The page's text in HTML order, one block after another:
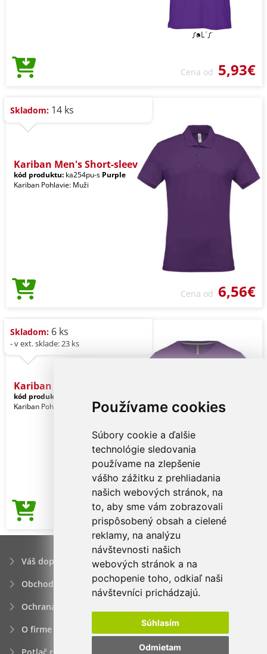
Používame cookies
Súbory cookie a ďalšie
technológie sledovania
používame na zlepšenie
vášho zážitku z prehliadania
našich webových stránok, na
to, aby sme vám zobrazovali
prispôsobený obsah a cielené
reklamy, na analýzu
návštevnosti našich
webových stránok a na
pochopenie toho, odkiaľ naši
návštevníci prichádzajú.
Súhlasím
Odmietam
Cena od 5,93€
Skladom: 14 ks
Kariban Men's Short-sleev
kód produktu: ka254pu-s Purple
Kariban Pohlavie: Muži
Cena od 6,56€
Skladom: 6 ks
- v ext. sklade: 23 ks
Kariban Men's Long-sleeve
kód produktu:
Kariban Pohlavie: Muži
Cena od 7,20€
Váš dopyt
Obchodné podmienky
Ochrana osobných údajov
O firme